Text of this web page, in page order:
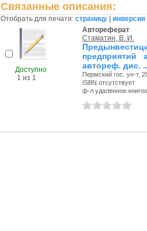
Связанные описания:
Отобрать для печати: страницу инверсия
Доступно
1 из 1
Автореферат
Стаматин, В. И.
предприятий
автореф. дис.
Пермский гос. ун-т,
ISBN отсутствует
ф-л удаленное